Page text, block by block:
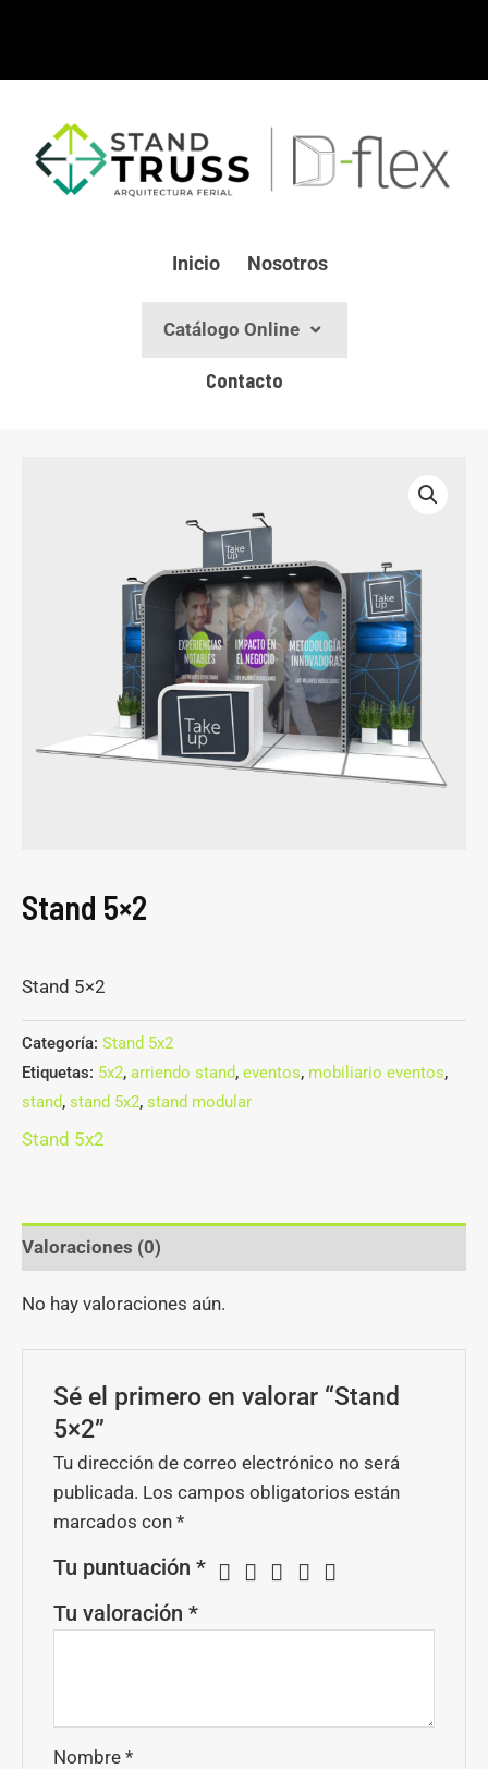
Inicio Nosotros
Catálogo Online
Contacto
Stand 5×2
Stand 5×2
Categoría: Stand 5x2
Etiquetas: 5x2, arriendo stand, eventos, mobiliario eventos,
stand, stand 5x2, stand modular
Stand 5x2
Valoraciones (0)
No hay valoraciones aún.
Sé el primero en valorar “Stand
5×2”
Tu dirección de correo electrónico no será
publicada. Los campos obligatorios están
marcados con*
Tu puntuación*
Tu valoración*
Nombre*